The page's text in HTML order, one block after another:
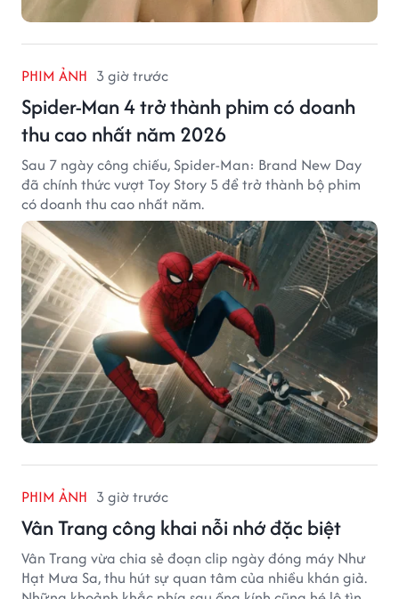
PHIM ẢNH 3 giờ trước
Spider-Man 4 trở thành phim có doanh
thu cao nhất năm 2026
Sau 7 ngày công chiếu, Spider-Man: Brand New Day
đã chính thức vượt Toy Story 5 để trở thành bộ phim
có doanh thu cao nhất năm.
PHIM ẢNH 3 giờ trước
Vân Trang công khai nỗi nhớ đặc biệt
Vân Trang vừa chia sẻ đoạn clip ngày đóng máy Như
Hạt Mưa Sa, thu hút sự quan tâm của nhiều khán giả.